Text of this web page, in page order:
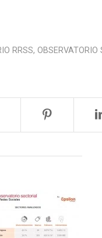
RRSS, OBSERVATORIO